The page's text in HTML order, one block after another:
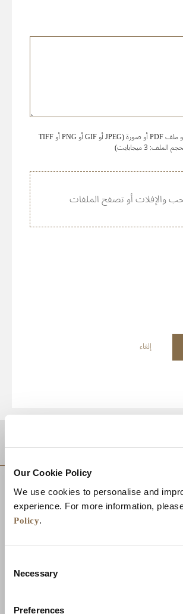
Our Cookie Policy
We use cookies to personalise and
experience. For more information,
Policy.
Selection
Necessary
Preferences
يرجى إرفاق مستند أو ملف PDF أو صورة (JPEG أو GIF أو PNG أو TIFF
3 ميجابايت)
والإفلات أو تصفح الملفات
إلغاء